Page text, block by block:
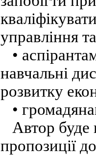
управління
•
навчальні
розвитку
•
Автор буде
пропозиції